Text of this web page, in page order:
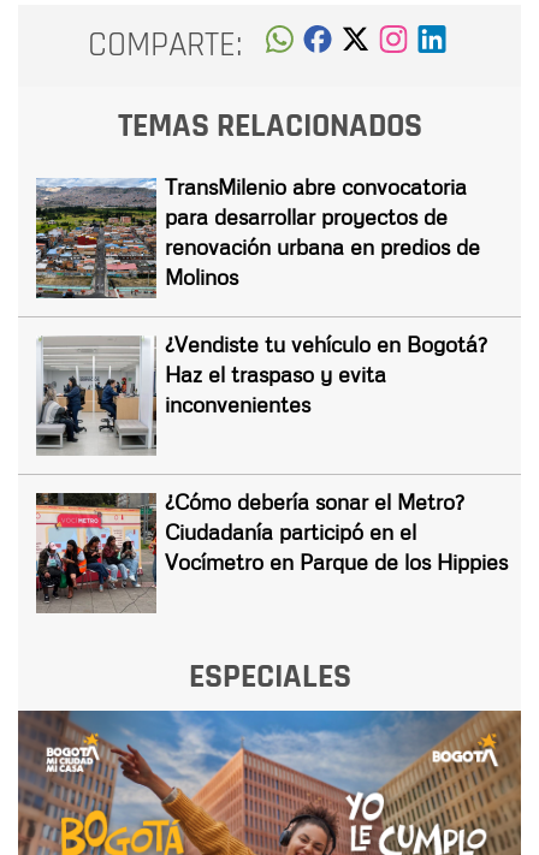
COMPARTE:
TEMAS RELACIONADOS
TransMilenio abre convocatoria
para desarrollar proyectos de
renovación urbana en predios de
Molinos
¿Vendiste tu vehículo en Bogotá?
Haz el traspaso y evita
inconvenientes
¿Cómo debería sonar el Metro?
Ciudadanía participó en el
Vocímetro en Parque de los Hippies
ESPECIALES